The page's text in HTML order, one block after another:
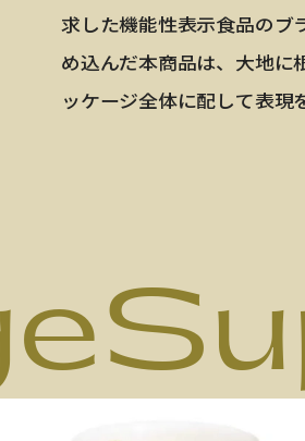
求した機能性表示食品のブ
め込んだ本商品は、大地に
ッケージ全体に配して表現